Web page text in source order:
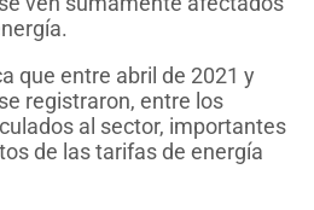
que entre abril de 2021 y
registraron, entre los
al sector, importantes
de las tarifas de energía